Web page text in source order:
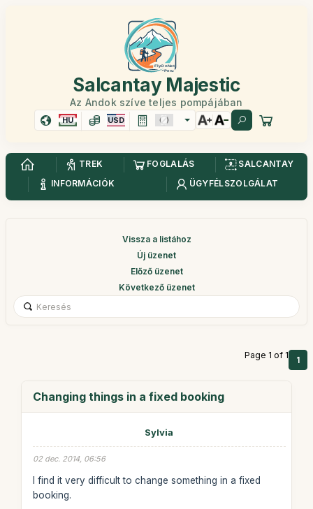
Salcantay Majestic
Az Andok szíve teljes pompájában
HU USD
TREK FOGLALÁS
SALCANTAY
INFORMÁCIÓK
ÜGYFÉLSZOLGÁLAT
Vissza a listához
Új üzenet
Előző üzenet
Következő üzenet
Page 1 of 1 1
Changing things in a fixed booking
Sylvia
02 dec. 2014, 06:56
I find it very difficult to change something in a fixed
booking.